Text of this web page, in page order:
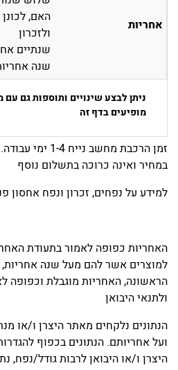
אחריות
ולזכרון
שנתיים
שנה
ניתן לבצע שינויים ותוספות גם
מופיעים בדף זה
זמן הרכבת מחשב
במחיר ואינה כרוכה בתשלום נוסף
למידע על נפחים, זכרון ונפח אחסון
האחריות כפופה לאמור בתעודת
למוצרים אשר להם מעל שנה
הראשונה, האחריות מוגבלת וכפופה
ולתנאי היבואן
הנתונים נלקחים מאתר היצרן ו/או
ועל אחריותם. הנתונים בכפוף
היצרן ו/או היבואן לרבות גודל/נפח,